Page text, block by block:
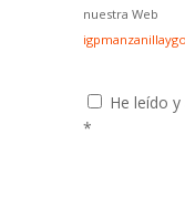
nuestra Web
He leído
*